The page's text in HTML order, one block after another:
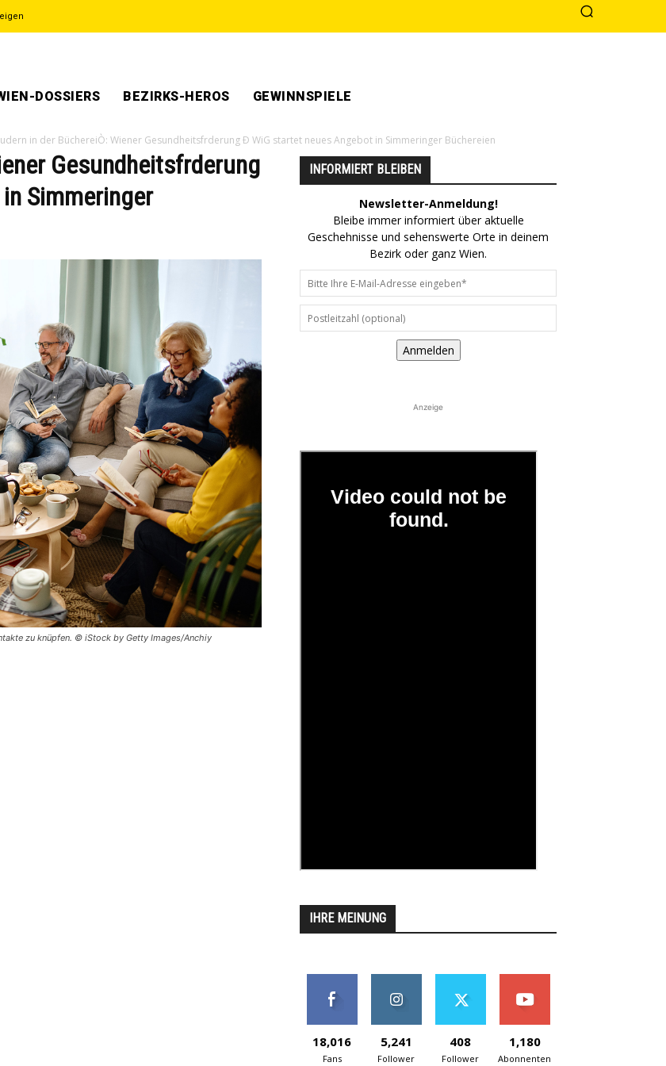
DOSSIERS BEZIRKS-HEROS GEWINNSPIELE
in der BüchereiÒ: Wiener Gesundheitsfrderung Ð WiG startet neues Angebot in Simmeringer Büchereien
Gesundheitsfrderung
Simmeringer
zu knüpfen. © iStock by Getty Images/Anchiy
INFORMIERT BLEIBEN
Newsletter-Anmeldung!
Bleibe immer informiert über aktuelle
Geschehnisse und sehenswerte Orte in deinem
Bezirk oder ganz Wien.
Anmelden
Anzeige
IHRE MEINUNG
18,016
Fans
5,241
Follower
408
Follower
1,180
Abonnenten